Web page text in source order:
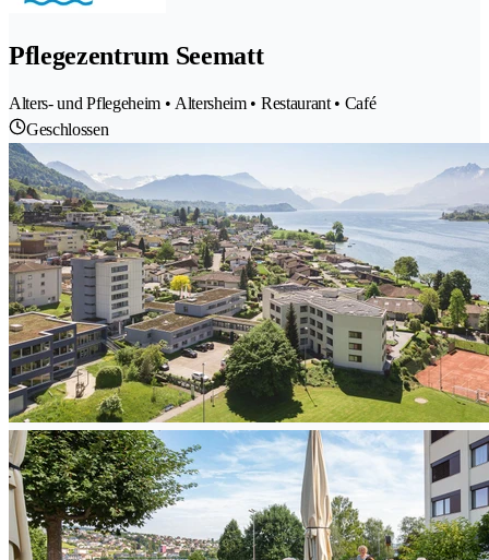
Pflegezentrum Seematt
Alters- und Pflegeheim • Altersheim • Restaurant • Café
Geschlossen